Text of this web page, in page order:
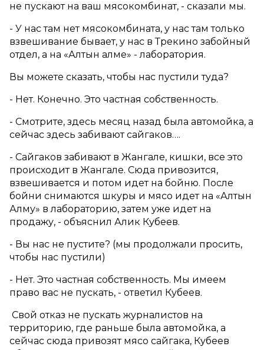
не пускают на ваш мясокомбинат, - сказали мы.
- У нас там нет мясокомбината, у нас там только
взвешивание бывает, у нас в Трекино забойный
отдел, а на «Алтын алме» - лаборатория.
Вы можете сказать, чтобы нас пустили туда?
- Нет. Конечно. Это частная собственность.
- Смотрите, здесь месяц назад была автомойка, а
сейчас здесь забивают сайгаков….
- Сайгаков забивают в Жангале, кишки, все это
происходит в Жангале. Сюда привозится,
взвешивается и потом идет на бойню. После
бойни снимаются шкуры и мясо идет на «Алтын
Алму» в лабораторию, затем уже идет на
продажу, - объяснил Алик Кубеев.
- Вы нас не пустите? (мы продолжали просить,
чтобы нас пустили)
- Нет. Это частная собственность. Мы имеем
право вас не пускать, - ответил Кубеев.
Свой отказ не пускать журналистов на
территорию, где раньше была автомойка, а
сейчас сюда привозят мясо сайгака, Кубеев